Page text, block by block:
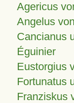
Agericus
Angelus
Cancianus
Éguinier
Eustorgius
Fortunatus
Franziskus